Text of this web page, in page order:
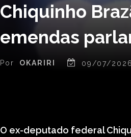
Chiquinho
emendas
Por OKARIRI 09/07/2026
O ex-deputado federal